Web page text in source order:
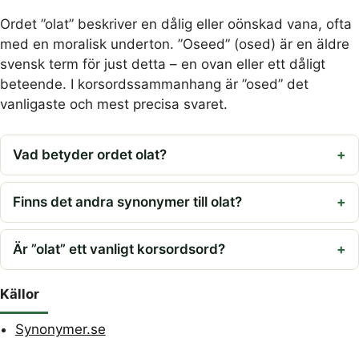
Ordet ”olat” beskriver en dålig eller oönskad vana, ofta
med en moralisk underton. ”Oseed” (osed) är en äldre
svensk term för just detta – en ovan eller ett dåligt
beteende. I korsordssammanhang är ”osed” det
vanligaste och mest precisa svaret.
Vad betyder ordet olat?
Finns det andra synonymer till olat?
Är ”olat” ett vanligt korsordsord?
Källor
Synonymer.se